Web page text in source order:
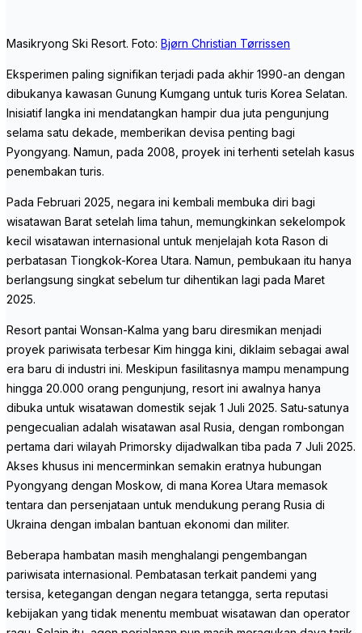
Masikryong Ski Resort. Foto: Bjørn Christian Tørrissen
Eksperimen paling signifikan terjadi pada akhir 1990-an dengan
dibukanya kawasan Gunung Kumgang untuk turis Korea Selatan.
Inisiatif langka ini mendatangkan hampir dua juta pengunjung
selama satu dekade, memberikan devisa penting bagi
Pyongyang. Namun, pada 2008, proyek ini terhenti setelah kasus
penembakan turis.
Pada Februari 2025, negara ini kembali membuka diri bagi
wisatawan Barat setelah lima tahun, memungkinkan sekelompok
kecil wisatawan internasional untuk menjelajah kota Rason di
perbatasan Tiongkok-Korea Utara. Namun, pembukaan itu hanya
berlangsung singkat sebelum tur dihentikan lagi pada Maret
2025.
Resort pantai Wonsan-Kalma yang baru diresmikan menjadi
proyek pariwisata terbesar Kim hingga kini, diklaim sebagai awal
era baru di industri ini. Meskipun fasilitasnya mampu menampung
hingga 20.000 orang pengunjung, resort ini awalnya hanya
dibuka untuk wisatawan domestik sejak 1 Juli 2025. Satu-satunya
pengecualian adalah wisatawan asal Rusia, dengan rombongan
pertama dari wilayah Primorsky dijadwalkan tiba pada 7 Juli 2025.
Akses khusus ini mencerminkan semakin eratnya hubungan
Pyongyang dengan Moskow, di mana Korea Utara memasok
tentara dan persenjataan untuk mendukung perang Rusia di
Ukraina dengan imbalan bantuan ekonomi dan militer.
Beberapa hambatan masih menghalangi pengembangan
pariwisata internasional. Pembatasan terkait pandemi yang
tersisa, ketegangan dengan negara tetangga, serta reputasi
kebijakan yang tidak menentu membuat wisatawan dan operator